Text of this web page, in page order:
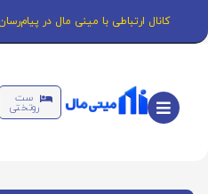
کانال ارتباطی با مینی مال در پیام‌رسان بله
ست
روتختی